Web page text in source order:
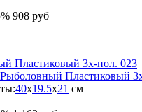
908 руб
Пластиковый
40x19.5x21 см